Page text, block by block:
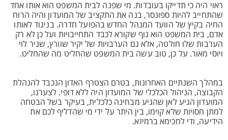
ראוי היה כי תדייקו בעובדות. מי שפנה לבית המשפט הוא אותו אחד
שהתחייב להיות ספונסר, בנה את התקציב של המועדון והיה הרוח
החיה בקיץ של הוועד המנהל החדש בהפועל חדרה. בניגוד לאותו
אדם, בית המשפט הוא גוף שקורא לכבד התחייבויות ועל כן לא רק
הערבות שלו חולטה, אלא גם הערבויות של יקיר שוורץ, שניר לוי
ויוסי מאור. על כן, טוב עשה בית המשפט שהחליט מה שהחליט.
במהלך השנתיים האחרונות, בטרם הצטרף האדון הנכבד להנהלת
הקבוצה, הניהול הכלכלי של המועדון היה ללא דופי. לצערנו,
המועדון הגיע לאן שהגיע מבחינה כלכלית, בעיקר בשל הבטחה
למתן חסויות שלא קוימו, בין היתר על ידי מי שהדליף לכם את
הידיעה, ודי לחכימא ברמיזא.